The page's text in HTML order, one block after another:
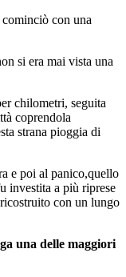
con una
si era mai vista una
chilometri, seguita
coprendola
strana pioggia di
e poi al panico,quello
investita a più riprese
con un lungo
una delle maggiori